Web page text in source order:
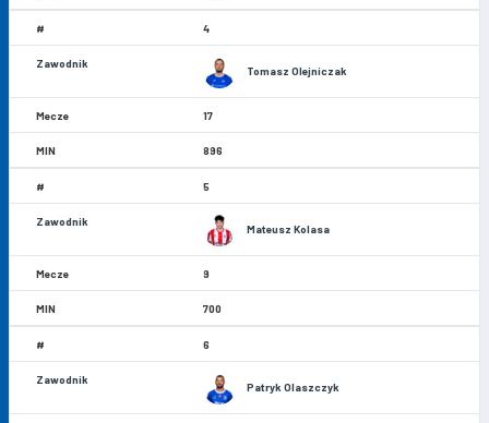
4
Tomasz Olejniczak
17
896
5
Mateusz Kolasa
9
700
6
Patryk Olaszczyk